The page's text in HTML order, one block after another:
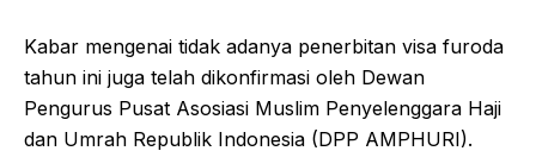
Kabar mengenai tidak adanya penerbitan visa furoda
tahun ini juga telah dikonfirmasi oleh Dewan
Pengurus Pusat Asosiasi Muslim Penyelenggara Haji
dan Umrah Republik Indonesia (DPP AMPHURI).